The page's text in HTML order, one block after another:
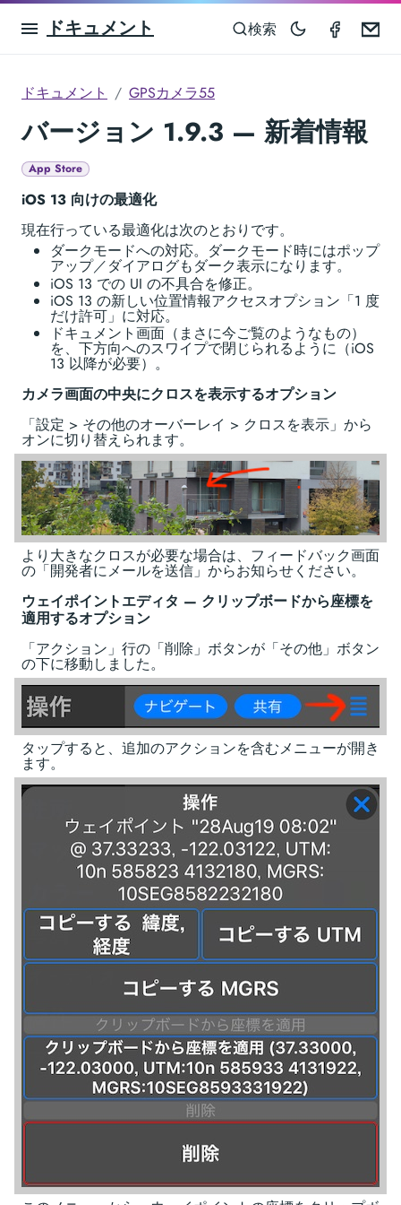
ドキュメント 検索 GPS
ドキュメント GPSカメラ55
バージョン 1.9.3 — 新着情報
App Store
iOS 13 向けの最適化
現在行っている最適化は次のとおりです。
ダークモードへの対応。ダークモード時にはポップ
アップ／ダイアログもダーク表示になります。
iOS 13 での UI の不具合を修正。
iOS 13 の新しい位置情報アクセスオプション「1 度
だけ許可」に対応。
ドキュメント画面（まさに今ご覧のようなもの）
を、下方向へのスワイプで閉じられるように（iOS
13 以降が必要）。
カメラ画面の中央にクロスを表示するオプション
「設定 > その他のオーバーレイ > クロスを表示」から
オンに切り替えられます。
より大きなクロスが必要な場合は、フィードバック画面
の「開発者にメールを送信」からお知らせください。
ウェイポイントエディタ — クリップボードから座標を
適用するオプション
「アクション」行の「削除」ボタンが「その他」ボタン
の下に移動しました。
タップすると、追加のアクションを含むメニューが開き
ます。